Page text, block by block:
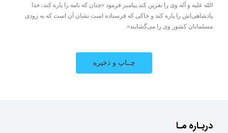
الله علیه و آله وی را نفرين كند.پیامبر فرمود «چنان که نامه را پاره کند، خدا
پادشاهی‌اش را پاره کند و خاکی که فرستاده است نشان آن است که به زودی
مسلمانان کشور وی را می‌گشایند».
دربـاره مـا